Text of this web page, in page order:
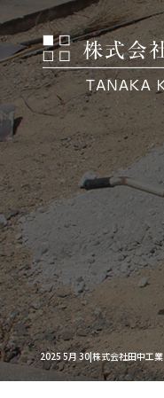
2025 5月 30|株式会社田中工業